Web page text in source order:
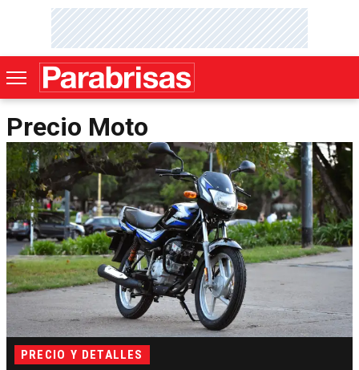
Precio Moto
PRECIO Y DETALLES